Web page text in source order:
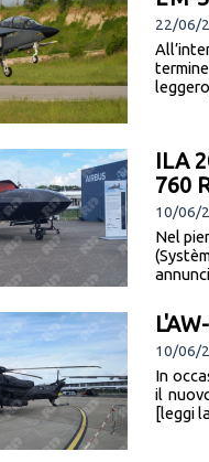
22/06/
ILA
760
10/06/
Nel
10/06/
In
il
[leggi